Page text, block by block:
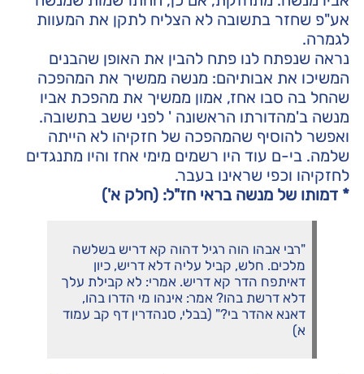
אע"פ שחזר בתשובה לא הצליח לתקן את המעוות
לגמרה.
נראה שנפתח לנו פתח להבין את האופן שהבנים
המשיכו את אבותיהם: מנשה ממשיך את המהפכה
שהחל בה סבו אחז, אמון ממשיך את מהפכת אביו
מנשה ב'מהדורתו הראשונה ' לפני ששב בתשובה.
ואפשר להוסיף שהמהפכה של חזקיהו לא הייתה
שלמה. בי-ם עוד היו רשמים מימי אחז והיו מתנגדים
לחזקיהו וכפי שראינו בעבר.
* דמותו של מנשה בראי חז"ל: (חלק א')
"רבי אבהו הוה רגיל דהוה קא דריש בשלשה
מלכים. חלש, קביל עליה דלא דריש, כיון
דאיתפח הדר קא דריש. אמרי: לא קבילת עלך
דלא דרשת בהו? אמר: אינהו מי הדרו בהו,
דאנא אהדר בי?" (בבלי, סנהדרין דף קב עמוד
א)